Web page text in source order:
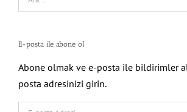
for:
E-posta ile abone ol
Abone olmak ve e-posta ile bildirimler
posta adresinizi girin.